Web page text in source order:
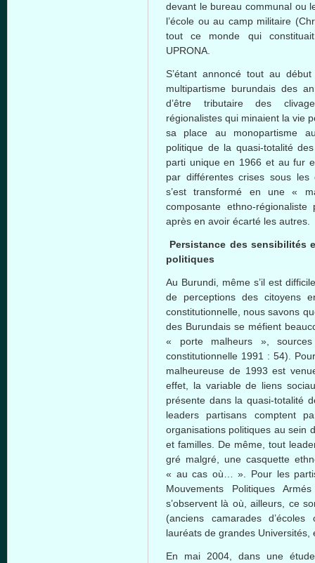
devant le bureau communal ou
l’école ou au camp militaire
tout ce monde qui
UPRONA.
S’étant annoncé tout au
multipartisme burundais des
d’être tributaire des
régionalistes qui minaient la vie
sa place au monopartisme
politique de la quasi-totalité
parti unique en 1966 et au fur
par différentes crises sous les
s’est transformé en une «
composante ethno-
après en avoir écarté les autres.
Persistance des sensibilités
politiques
Au Burundi, même s’il est
de perceptions des citoyens
constitutionnelle, nous savons
des Burundais se méfient
« porte malheurs », sources
constitutionnelle 1991 : 54).
malheureuse de 1993 est
effet, la variable de liens
présente dans la quasi-totalité
leaders partisans comptent
organisations politiques au sein
et familles. De même, tout
gré malgré, une casquette
« au cas où… ». Pour les
Mouvements Politiques
s’observent là où, ailleurs, ce
(anciens camarades
lauréats de grandes
En mai 2004, dans une